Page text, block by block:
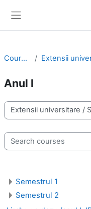
Courses
Anul I
Course categories
Search courses
Semestrul 1
Semestrul 2